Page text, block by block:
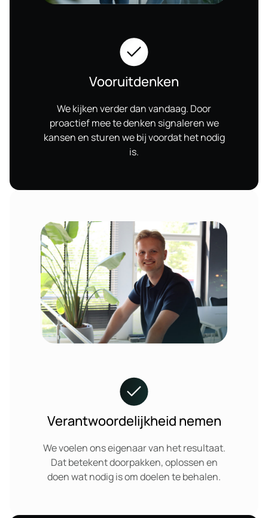
Vooruitdenken
We kijken verder dan vandaag. Door
proactief mee te denken signaleren we
kansen en sturen we bij voordat het nodig
is.
Verantwoordelijkheid nemen
We voelen ons eigenaar van het resultaat.
Dat betekent doorpakken, oplossen en
doen wat nodig is om doelen te behalen.